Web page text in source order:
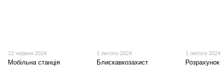
12 червня 2024
Мобільна станція
1 лютого 2024
Блискавкозахист
1 лютого 2024
Розрахунок